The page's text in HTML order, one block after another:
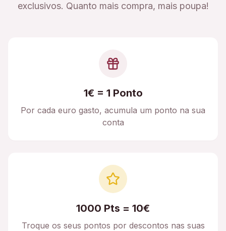
exclusivos. Quanto mais compra, mais poupa!
1€ = 1 Ponto
Por cada euro gasto, acumula um ponto na sua
conta
1000 Pts = 10€
Troque os seus pontos por descontos nas suas